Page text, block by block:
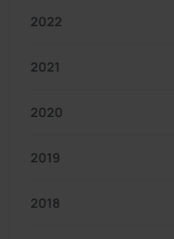
2022
2021
2020
2019
2018